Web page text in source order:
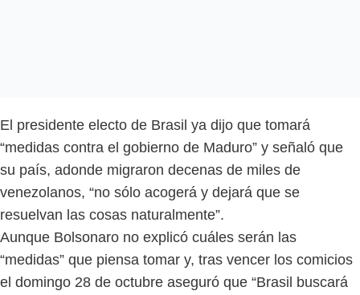
El presidente electo de Brasil ya dijo que tomará
“medidas contra el gobierno de Maduro” y señaló que
su país, adonde migraron decenas de miles de
venezolanos, “no sólo acogerá y dejará que se
resuelvan las cosas naturalmente”.
Aunque Bolsonaro no explicó cuáles serán las
“medidas” que piensa tomar y, tras vencer los comicios
el domingo 28 de octubre aseguró que “Brasil buscará